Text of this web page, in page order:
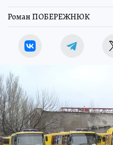
Роман ПОБЕРЕЖНЮК